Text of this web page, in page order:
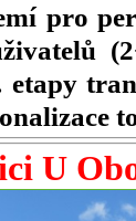
pro
U